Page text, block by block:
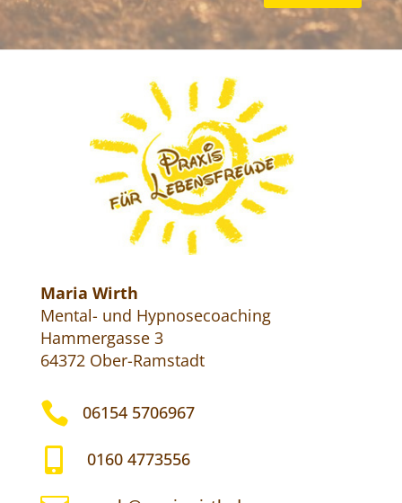
Maria Wirth
Mental- und Hypnosecoaching
Hammergasse 3
64372 Ober-Ramstadt
 06154 5706967
 0160 4773556